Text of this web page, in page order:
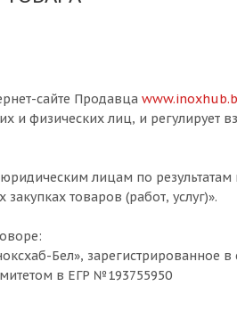
сайте Продавца
и физических лиц, и
лицам по
товаров (работ, услуг)».
Бел», зарегистрированное в
в ЕГР №193755950